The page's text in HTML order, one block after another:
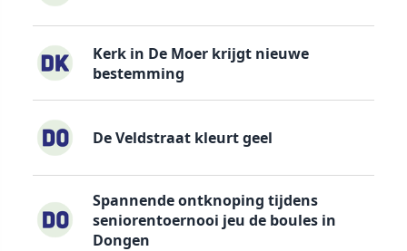
Kerk in De Moer krijgt nieuwe
bestemming
De Veldstraat kleurt geel
Spannende ontknoping tijdens
seniorentoernooi jeu de boules in
Dongen